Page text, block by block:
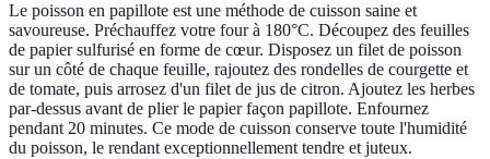
Le poisson en papillote est une méthode de cuisson saine et
savoureuse. Préchauffez votre four à 180°C. Découpez des feuilles
de papier sulfurisé en forme de cœur. Disposez un filet de poisson
sur un côté de chaque feuille, rajoutez des rondelles de courgette et
de tomate, puis arrosez d'un filet de jus de citron. Ajoutez les herbes
par-dessus avant de plier le papier façon papillote. Enfournez
pendant 20 minutes. Ce mode de cuisson conserve toute l'humidité
du poisson, le rendant exceptionnellement tendre et juteux.